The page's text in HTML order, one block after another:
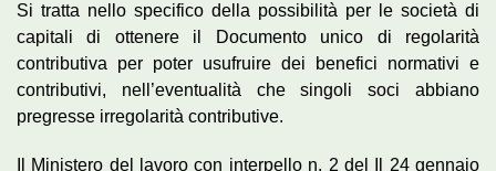
Si tratta nello specifico della possibilità per le società di
capitali di ottenere il Documento unico di regolarità
contributiva per poter usufruire dei benefici normativi e
contributivi, nell’eventualità che singoli soci abbiano
pregresse irregolarità contributive.
Il Ministero del lavoro con interpello n. 2 del Il 24 gennaio